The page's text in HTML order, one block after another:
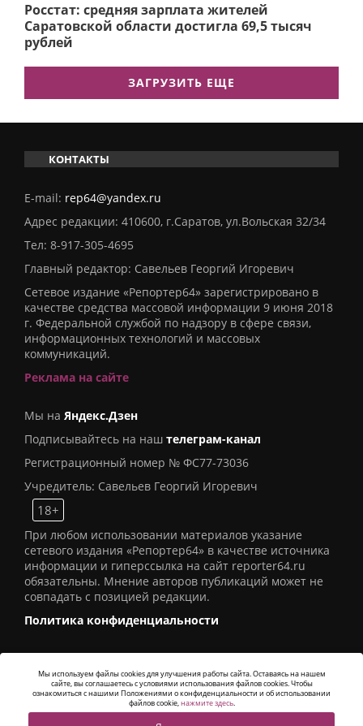
Росстат: средняя зарплата жителей
Саратовской области достигла 69,5 тысяч
рублей
ЗАГРУЗИТЬ ЕЩЕ
КОНТАКТЫ
E-mail: rep64@yandex.ru
Адрес редакции: 410600, г.Саратов, ул.Вольская 32/34
Тел: 8-917-305-4695
Главный редактор: Савельев Георгий Игоревич
Сетевое издание «Репортер64» зарегистрировано в
качестве средства массовой информации 9 июня 2018
г. Федеральной службой по надзору в сфере связи,
информационных технологий и массовых
коммуникаций.
Реклама на сайте
Мы на Яндекс.Дзен
Подписывайтесь на наш телеграм-канал
Регистрационный номер № ФС77-73036
Учредитель: Савельев Георгий Игоревич
18+
При любом использовании материалов указание
сетевого издания «Репортер64» в качестве источника
информации и гиперссылка на сайт reporter64.ru
обязательны. Мнение авторов публикаций может не
совпадать с позицией редакции.
Политика конфиденциальности
© 2016СИ «Репортер64». Все права защищены -
Alatis Studio
Мы используем файлы cookies для улучшения работы сайта. Оставаясь на нашем
сайте, вы соглашаетесь с условиями использования файлов cookies. Чтобы
ознакомиться с нашими Положениями о конфиденциальности и об использовании
файлов cookie,нажмите здесь.